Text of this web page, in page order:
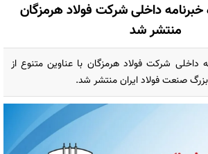
داخلی شرکت فولاد هرمزگان
منتشر شد
داخلی شرکت فولاد هرمزگان با عناوین متنوع از
صنعت فولاد ایران منتشر شد.